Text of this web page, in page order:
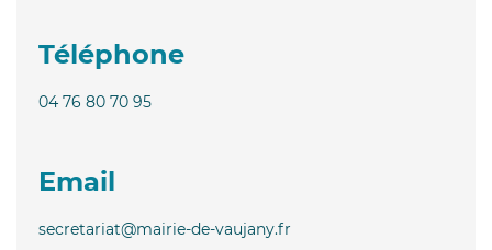
Téléphone
04 76 80 70 95
Email
secretariat@mairie-de-vaujany.fr